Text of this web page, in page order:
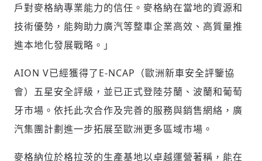
戶對麥格納專業能力的信任。麥格納在當地的資源和
技術優勢，能夠助力廣汽等整車企業高效、高質量推
進本地化發展戰略。」
AION V已經獲得了E-NCAP（歐洲新車安全評鑒協
會）五星安全評級，並已正式登陸芬蘭、波蘭和葡萄
牙市場。依托此次合作及完善的服務與銷售網絡，廣
汽集團計劃進一步拓展至歐洲更多區域市場。
麥格納位於格拉茨的生產基地以卓越運營著稱，能在